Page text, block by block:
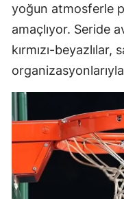
yoğun atmosferle
amaçlıyor. Seride
kırmızı-